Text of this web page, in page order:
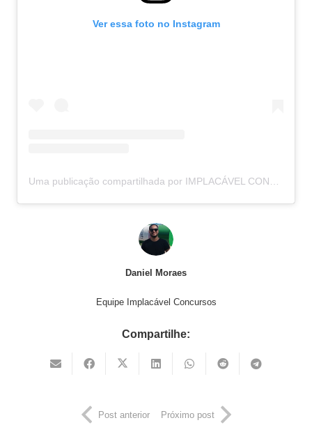
Ver essa foto no Instagram
Uma publicação compartilhada por IMPLACÁVEL CONCURSOS (@implacavelconcursos)
Daniel Moraes
Equipe Implacável Concursos
Compartilhe:
Post anterior Próximo post